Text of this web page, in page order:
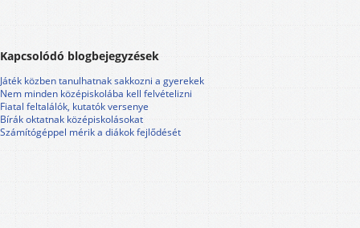
Kapcsolódó blogbejegyzések
Játék közben tanulhatnak sakkozni a gyerekek
Nem minden középiskolába kell felvételizni
Fiatal feltalálók, kutatók versenye
Bírák oktatnak középiskolásokat
Számítógéppel mérik a diákok fejlődését